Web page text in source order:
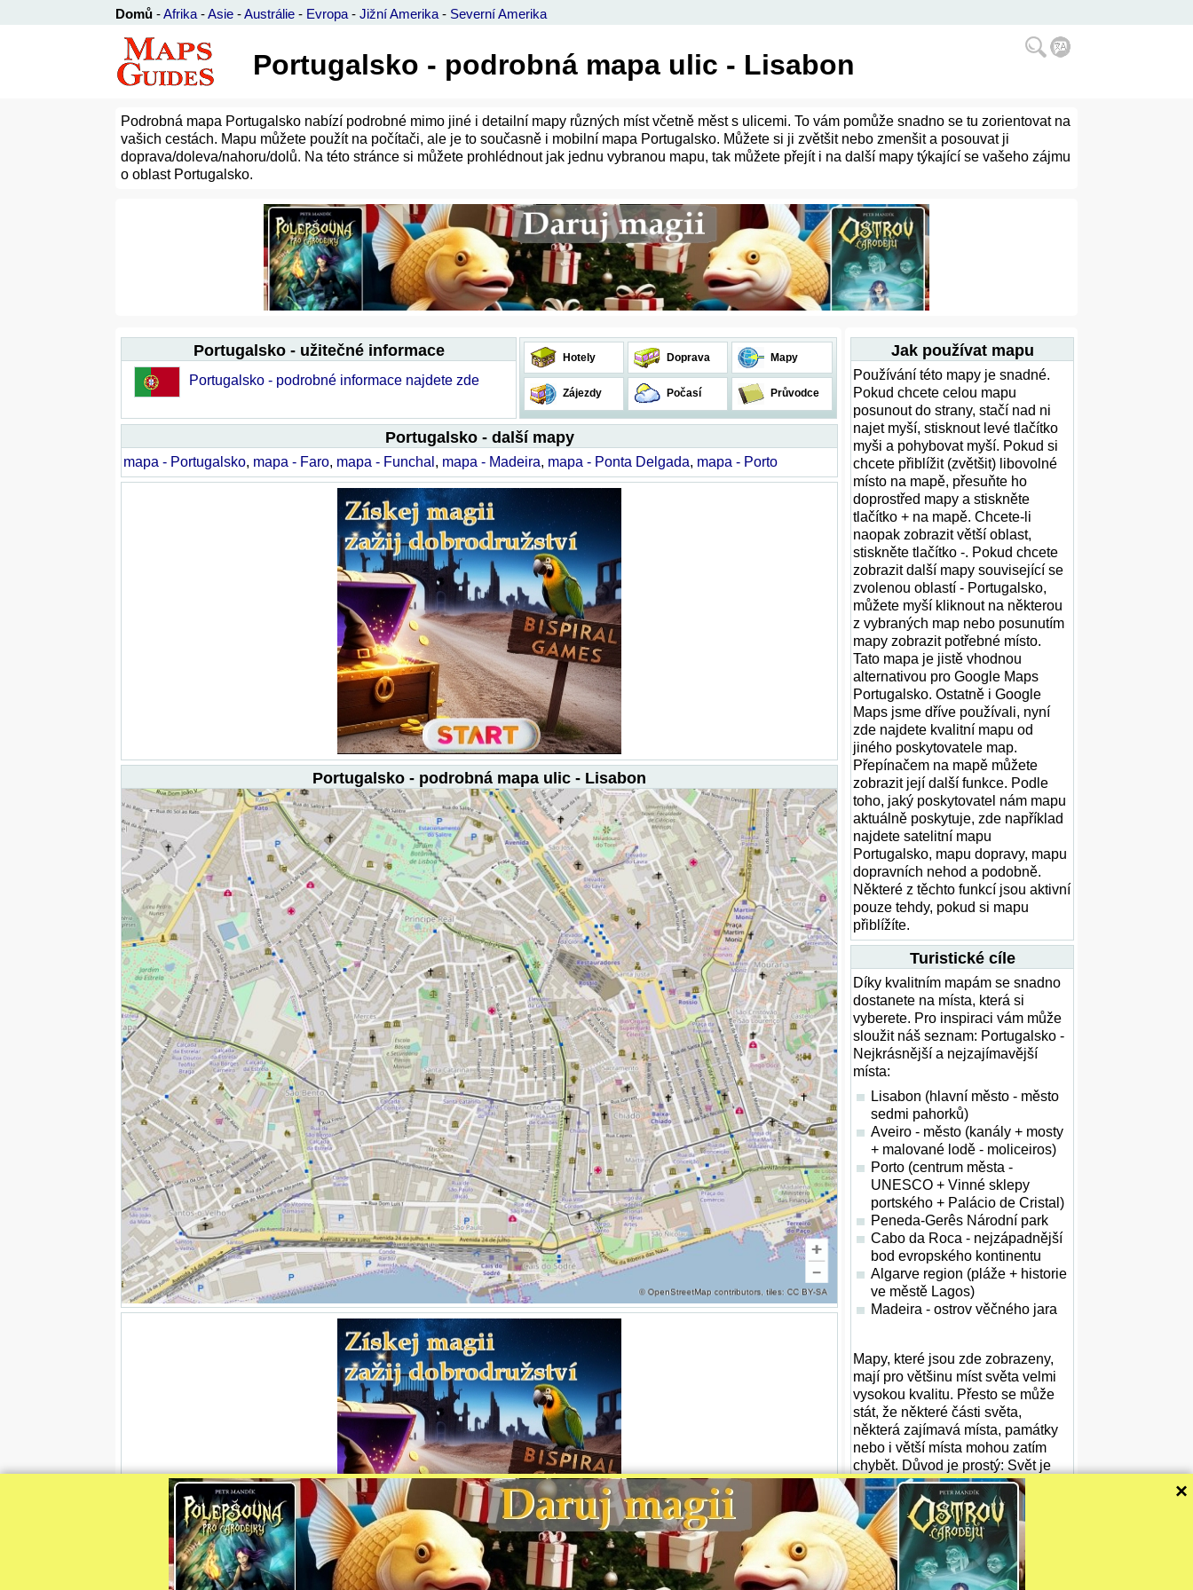
Domů -Afrika -Asie -Austrálie - Evropa - Jižní Amerika - Severní Amerika
Portugalsko - podrobná mapa ulic - Lisabon
Podrobná mapa Portugalsko nabízí podrobné mimo jiné i detailní mapy různých míst včetně měst s ulicemi. To vám pomůže snadno se tu zorientovat na
vašich cestách. Mapu můžete použít na počítači, ale je to současně i mobilní mapa Portugalsko. Můžete si ji zvětšit nebo zmenšit a posouvat ji
doprava/doleva/nahoru/dolů. Na této stránce si můžete prohlédnout jak jednu vybranou mapu, tak můžete přejít i na další mapy týkající se vašeho zájmu
o oblast Portugalsko.
Portugalsko - užitečné informace
Portugalsko - podrobné informace najdete zde
Hotely Doprava Mapy
Zájezdy Počasí Průvodce
Portugalsko - další mapy
mapa - Portugalsko, mapa - Faro, mapa - Funchal , mapa - Madeira, mapa - Ponta Delgada, mapa - Porto
Portugalsko - podrobná mapa ulic - Lisabon
Jak používat mapu
Používání této mapy je snadné.
Pokud chcete celou mapu
posunout do strany, stačí nad ni
najet myší, stisknout levé tlačítko
myši a pohybovat myší. Pokud si
chcete přiblížit (zvětšit) libovolné
místo na mapě, přesuňte ho
doprostřed mapy a stiskněte
tlačítko + na mapě. Chcete-li
naopak zobrazit větší oblast,
stiskněte tlačítko -. Pokud chcete
zobrazit další mapy související se
zvolenou oblastí - Portugalsko,
můžete myší kliknout na některou
z vybraných map nebo posunutím
mapy zobrazit potřebné místo.
Tato mapa je jistě vhodnou
alternativou pro Google Maps
Portugalsko. Ostatně i Google
Maps jsme dříve používali, nyní
zde najdete kvalitní mapu od
jiného poskytovatele map.
Přepínačem na mapě můžete
zobrazit její další funkce. Podle
toho, jaký poskytovatel nám mapu
aktuálně poskytuje, zde například
najdete satelitní mapu
Portugalsko, mapu dopravy, mapu
dopravních nehod a podobně.
Některé z těchto funkcí jsou aktivní
pouze tehdy, pokud si mapu
přiblížíte.
Turistické cíle
Díky kvalitním mapám se snadno
dostanete na místa, která si
vyberete. Pro inspiraci vám může
sloužit náš seznam: Portugalsko -
Nejkrásnější a nejzajímavější
místa:
Lisabon (hlavní město - město
sedmi pahorků)
Aveiro - město (kanály + mosty
+ malované lodě - moliceiros)
Porto (centrum města -
UNESCO + Vinné sklepy
portského + Palácio de Cristal)
Peneda-Gerês Národní park
Cabo da Roca - nejzápadnější
bod evropského kontinentu
Algarve region (pláže + historie
ve městě Lagos)
Madeira - ostrov věčného jara
Mapy, které jsou zde zobrazeny,
mají pro většinu míst světa velmi
vysokou kvalitu. Přesto se může
stát, že některé části světa,
některá zajímavá místa, památky
nebo i větší místa mohou zatím
chybět. Důvod je prostý: Svět je
příliš velký na to, aby ho bylo
možno snadno a rychle zmapovat.
Mapy jsou však stále
zdokonalovány a proto vám
doporučujeme: Pokud jste nenašli
přesně to, co hledáte, vraťte se
×